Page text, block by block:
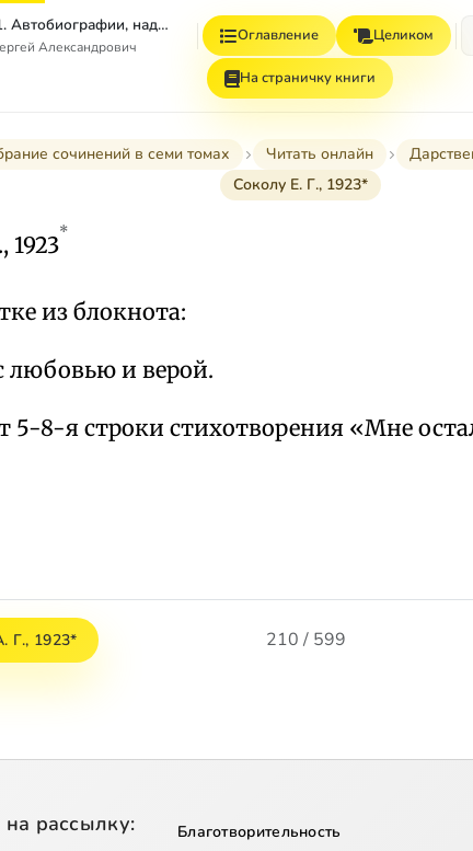
Том 7. Книга 1. Автобиографии, надписи и др
Александрович
Оглавление Целиком
На страничку книги
сочинений в семи томах Читать онлайн
Соколу Е. Г., 1923*
1923*
из блокнота:
любовью и верой.
5-8-я строки стихотворения «Мне
Г., 1923* 210 / 599
рассылку: Благотворительность